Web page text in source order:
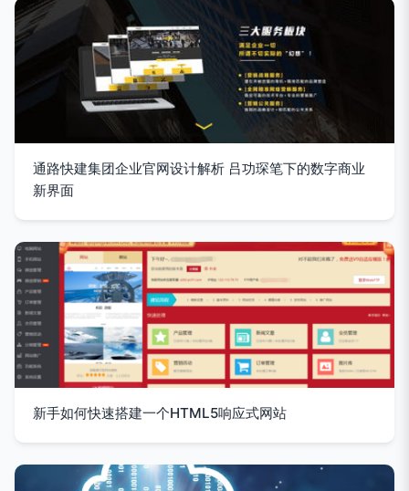
通路快建集团企业官网设计解析 吕功琛笔下的数字商业
新界面
新手如何快速搭建一个HTML5响应式网站